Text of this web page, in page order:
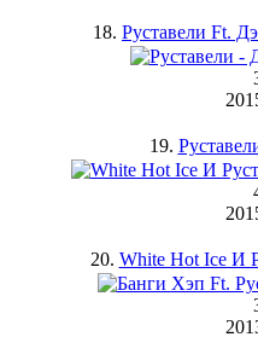
18. Руставели Ft.
19.
20. White Hot Ice И